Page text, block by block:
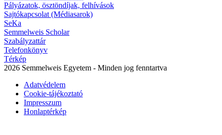
Pályázatok, ösztöndíjak, felhívások
Sajtókapcsolat (Médiasarok)
SeKa
Semmelweis Scholar
Szabályzattár
Telefonkönyv
Térkép
2026 Semmelweis Egyetem - Minden jog fenntartva
Adatvédelem
Cookie-tájékoztató
Impresszum
Honlaptérkép